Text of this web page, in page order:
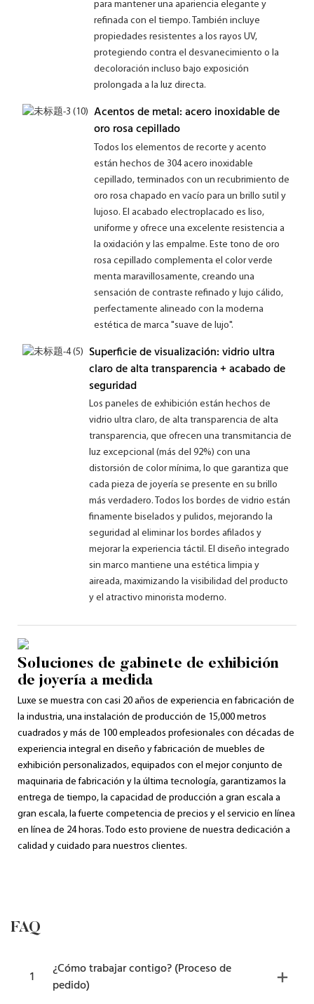
para mantener una apariencia elegante y
refinada con el tiempo. También incluye
propiedades resistentes a los rayos UV,
protegiendo contra el desvanecimiento o la
decoloración incluso bajo exposición
prolongada a la luz directa.
Acentos de metal: acero inoxidable de
oro rosa cepillado
Todos los elementos de recorte y acento
están hechos de 304 acero inoxidable
cepillado, terminados con un recubrimiento de
oro rosa chapado en vacío para un brillo sutil y
lujoso. El acabado electroplacado es liso,
uniforme y ofrece una excelente resistencia a
la oxidación y las empalme. Este tono de oro
rosa cepillado complementa el color verde
menta maravillosamente, creando una
sensación de contraste refinado y lujo cálido,
perfectamente alineado con la moderna
estética de marca "suave de lujo".
Superficie de visualización: vidrio ultra
claro de alta transparencia + acabado de
seguridad
Los paneles de exhibición están hechos de
vidrio ultra claro, de alta transparencia de alta
transparencia, que ofrecen una transmitancia de
luz excepcional (más del 92%) con una
distorsión de color mínima, lo que garantiza que
cada pieza de joyería se presente en su brillo
más verdadero. Todos los bordes de vidrio están
finamente biselados y pulidos, mejorando la
seguridad al eliminar los bordes afilados y
mejorar la experiencia táctil. El diseño integrado
sin marco mantiene una estética limpia y
aireada, maximizando la visibilidad del producto
y el atractivo minorista moderno.
Soluciones de gabinete de exhibición
de joyería a medida
Luxe se muestra con casi 20 años de experiencia en fabricación de
la industria, una instalación de producción de 15,000 metros
cuadrados y más de 100 empleados profesionales con décadas de
experiencia integral en diseño y fabricación de muebles de
exhibición personalizados, equipados con el mejor conjunto de
maquinaria de fabricación y la última tecnología, garantizamos la
entrega de tiempo, la capacidad de producción a gran escala a
gran escala, la fuerte competencia de precios y el servicio en línea
en línea de 24 horas. Todo esto proviene de nuestra dedicación a
calidad y cuidado para nuestros clientes.
FAQ
1
¿Cómo trabajar contigo? (Proceso de
pedido)